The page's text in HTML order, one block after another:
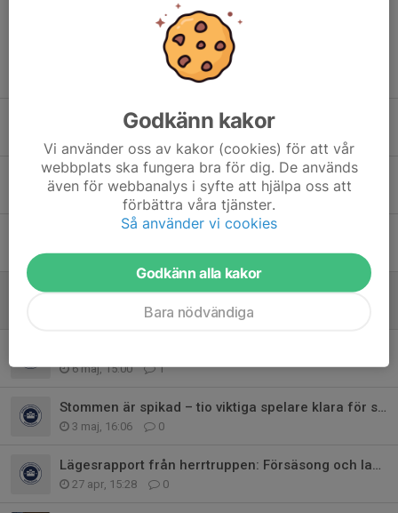
19 jul, 12:00 0
22 jun, 15:00 0
0
6 maj, 15:00 1
Stommen är spikad – tio viktiga spelare klara för säsongen 26/27
3 maj, 16:06 0
Lägesrapport från herrtruppen: Försäsong och lagbygget i full gång
27 apr, 15:28 0
Godkänn kakor
Vi använder oss av kakor (cookies) för att vår
webbplats ska fungera bra för dig. De används
även för webbanalys i syfte att hjälpa oss att
förbättra våra tjänster.
Så använder vi cookies
Godkänn alla kakor
Bara nödvändiga